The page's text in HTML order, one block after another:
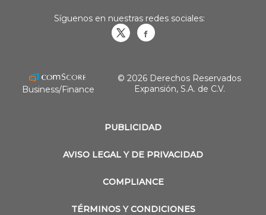
PUBLICIDAD
AVISO LEGAL Y DE PRIVACIDAD
COMPLIANCE
TÉRMINOS Y CONDICIONES
Síguenos en nuestras redes sociales:
Business/Finance
© 2026 Derechos Reservados
Expansión, S.A. de C.V.